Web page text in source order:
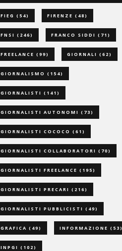
FIEG (54) FIRENZE (48)
FNSI (246) FRANCO SIDDI (71)
FREELANCE (99) GIORNALI (62)
GIORNALISMO (154)
GIORNALISTI (141)
GIORNALISTI AUTONOMI (73)
GIORNALISTI COCOCO (61)
GIORNALISTI COLLABORATORI (70)
GIORNALISTI FREELANCE (195)
GIORNALISTI PRECARI (216)
GIORNALISTI PUBBLICISTI (49)
GRAFICA (49) INFORMAZIONE (53)
INPGI (102)